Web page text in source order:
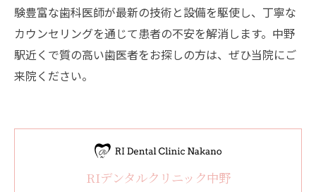
験豊富な歯科医師が最新の技術と設備を駆使し、丁寧な
カウンセリングを通じて患者の不安を解消します。中野
駅近くで質の高い歯医者をお探しの方は、ぜひ当院にご
来院ください。
RIデンタルクリニック中野